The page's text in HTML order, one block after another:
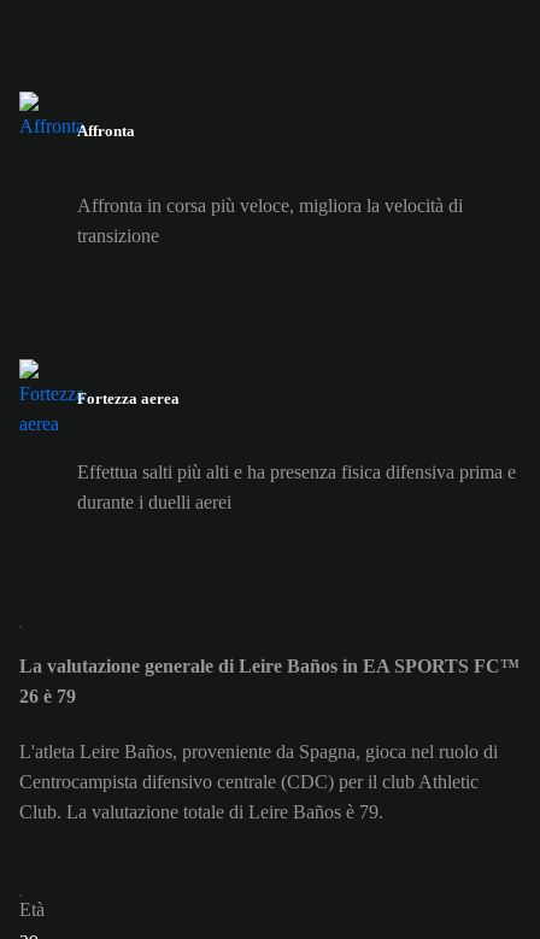
Affronta
Affronta in corsa più veloce, migliora la velocità di
transizione
Fortezza aerea
Effettua salti più alti e ha presenza fisica difensiva prima e
durante i duelli aerei
La valutazione generale di Leire Baños in EA SPORTS FC™
26 è 79
L'atleta Leire Baños, proveniente da Spagna, gioca nel ruolo di
Centrocampista difensivo centrale (CDC) per il club Athletic
Club. La valutazione totale di Leire Baños è 79.
Età